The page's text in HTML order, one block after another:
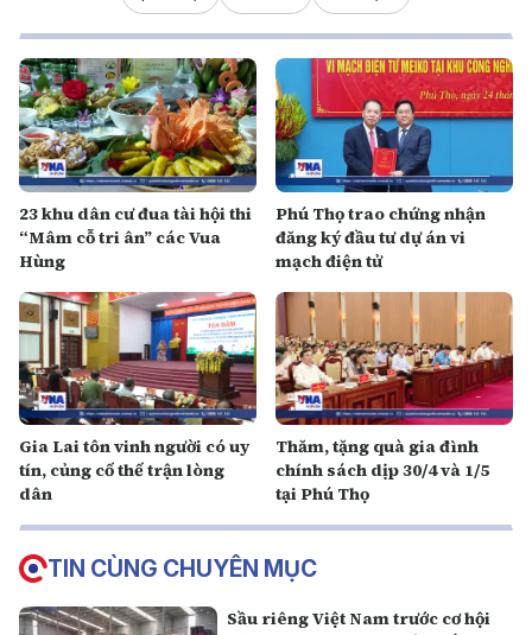
23 khu dân cư đua tài hội thi
“Mâm cỗ tri ân” các Vua
Hùng
Phú Thọ trao chứng nhận
đăng ký đầu tư dự án vi
mạch điện tử
Gia Lai tôn vinh người có uy
tín, củng cố thế trận lòng
dân
Thăm, tặng quà gia đình
chính sách dịp 30/4 và 1/5
tại Phú Thọ
TIN CÙNG CHUYÊN MỤC
Sầu riêng Việt Nam trước cơ hội